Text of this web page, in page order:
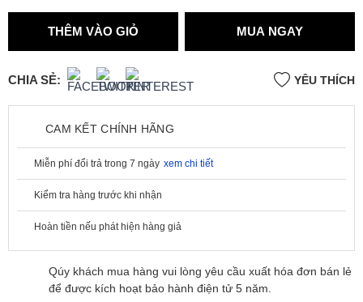
THÊM VÀO GIỎ MUA NGAY
CHIA SẺ: YÊU THÍCH
CAM KẾT CHÍNH HÃNG
Miễn phí đổi trả trong 7 ngày xem chi tiết
Kiểm tra hàng trước khi nhận
Hoàn tiền nếu phát hiện hàng giả
Qúy khách mua hàng vui lòng yêu cầu xuất hóa đơn bán lẻ
để được kích hoạt bảo hành điện tử 5 năm.